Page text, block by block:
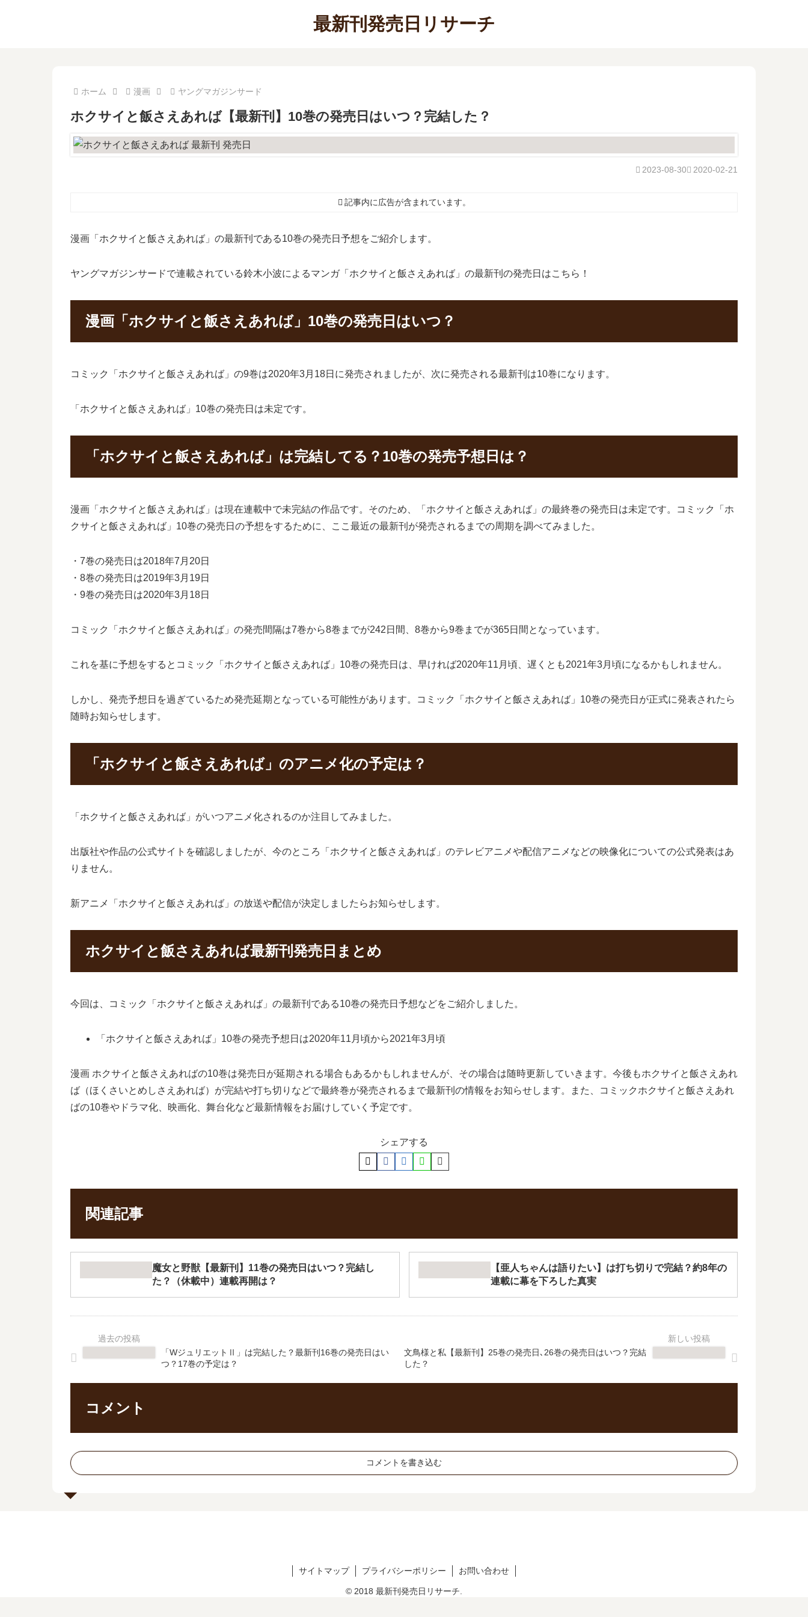
最新刊発売日リサーチ
ホーム 漫画 ヤングマガジンサード
ホクサイと飯さえあれば【最新刊】10巻の発売日はいつ？完結した？
2020-02-21
2023-08-30
記事内に広告が含まれています。
漫画「ホクサイと飯さえあれば」の最新刊である10巻の発売日予想をご紹介します。
ヤングマガジンサードで連載されている鈴木小波によるマンガ「ホクサイと飯さえあれば」の最新刊の発売日はこちら！
漫画「ホクサイと飯さえあれば」10巻の発売日はいつ？
コミック「ホクサイと飯さえあれば」の9巻は2020年3月18日に発売されましたが、次に発売される最新刊は10巻になります。
「ホクサイと飯さえあれば」10巻の発売日は未定です。
「ホクサイと飯さえあれば」は完結してる？10巻の発売予想日は？
漫画「ホクサイと飯さえあれば」は現在連載中で未完結の作品です。そのため、「ホクサイと飯さえあれば」の最終巻の発売日は未定です。コミック「ホ
クサイと飯さえあれば」10巻の発売日の予想をするために、ここ最近の最新刊が発売されるまでの周期を調べてみました。
・7巻の発売日は2018年7月20日
・8巻の発売日は2019年3月19日
・9巻の発売日は2020年3月18日
コミック「ホクサイと飯さえあれば」の発売間隔は7巻から8巻までが242日間、8巻から9巻までが365日間となっています。
これを基に予想をするとコミック「ホクサイと飯さえあれば」10巻の発売日は、早ければ2020年11月頃、遅くとも2021年3月頃になるかもしれません。
しかし、発売予想日を過ぎているため発売延期となっている可能性があります。コミック「ホクサイと飯さえあれば」10巻の発売日が正式に発表されたら
随時お知らせします。
「ホクサイと飯さえあれば」のアニメ化の予定は？
「ホクサイと飯さえあれば」がいつアニメ化されるのか注目してみました。
出版社や作品の公式サイトを確認しましたが、今のところ「ホクサイと飯さえあれば」のテレビアニメや配信アニメなどの映像化についての公式発表はあ
りません。
新アニメ「ホクサイと飯さえあれば」の放送や配信が決定しましたらお知らせします。
ホクサイと飯さえあれば最新刊発売日まとめ
今回は、コミック「ホクサイと飯さえあれば」の最新刊である10巻の発売日予想などをご紹介しました。
「ホクサイと飯さえあれば」10巻の発売予想日は2020年11月頃から2021年3月頃
漫画 ホクサイと飯さえあればの10巻は発売日が延期される場合もあるかもしれませんが、その場合は随時更新していきます。今後もホクサイと飯さえあれ
ば（ほくさいとめしさえあれば）が完結や打ち切りなどで最終巻が発売されるまで最新刊の情報をお知らせします。また、コミックホクサイと飯さえあれ
ばの10巻やドラマ化、映画化、舞台化など最新情報をお届けしていく予定です。
シェアする
関連記事
魔女と野獣【最新刊】11巻の発売日はいつ？完結し
た？（休載中）連載再開は？
【亜人ちゃんは語りたい】は打ち切りで完結？約8年の
連載に幕を下ろした真実
「WジュリエットⅡ」は完結した？最新刊16巻の発売日はい
つ？17巻の予定は？
文鳥様と私【最新刊】25巻の発売日､26巻の発売日はいつ？完結
した？
コメント
コメントを書き込む
サイトマップ プライバシーポリシー お問い合わせ
© 2018 最新刊発売日リサーチ.